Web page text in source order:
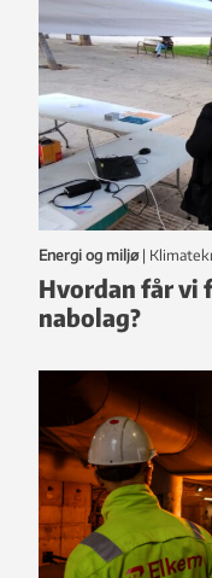
Energi og miljø |
Hvordan får vi
nabolag?